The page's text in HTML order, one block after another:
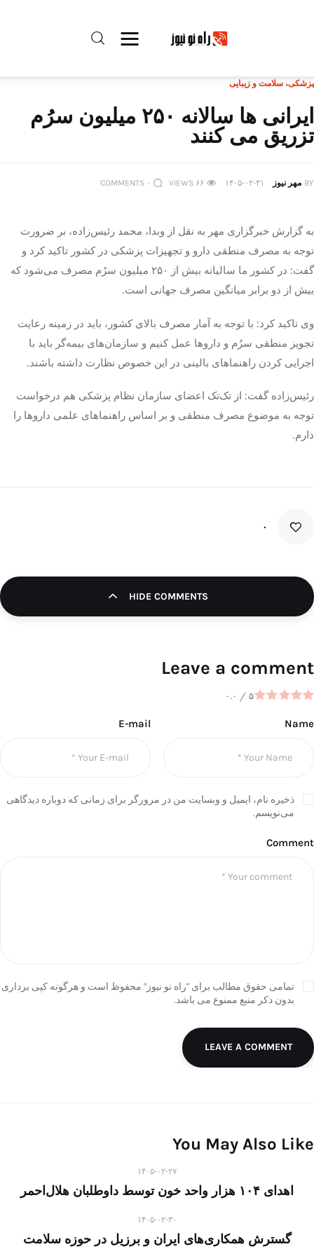
درباره راه‌ نو نیوز
قوانین بازنشر
تبلیغات راه نو نیوز
آوین دیلی
تک کده
خرید موتور ایمپلنت
پزشکی، سلامت و زیبایی
ایرانی ها سالانه ۲۵۰ میلیون سرُم
تزریق می کنند
BY مهر نیوز ۱۴۰۵-۰۲-۳۱ ۶۶ VIEWS ۰ COMMENTS
به گزارش خبرگزاری مهر به نقل از وبدا، محمد رئیس‌زاده، بر ضرورت
توجه به مصرف منطقی دارو و تجهیزات پزشکی در کشور تاکید کرد و
گفت: در کشور ما سالیانه بیش از ۲۵۰ میلیون سرُم مصرف می‌شود که
بیش‌ از دو برابر میانگین مصرف جهانی است.
وی تاکید کرد: با توجه به آمار مصرف بالای کشور، باید در زمینه رعایت
تجویز منطقی سرُم و داروها عمل کنیم و سازمان‌های بیمه‌گر باید با
اجرایی کردن راهنماهای بالینی در این خصوص نظارت داشته باشند.
رئیس‌زاده گفت: از تک‌تک اعضای سازمان نظام پزشکی هم درخواست
توجه به موضوع مصرف منطقی و بر اساس راهنماهای علمی داروها را
دارم.
۰
HIDE COMMENTS
Leave a comment
۰.۰ / ۵
Name
E-mail
ذخیره نام، ایمیل و وبسایت من در مرورگر برای زمانی که دوباره دیدگاهی
می‌نویسم.
Comment
تمامی حقوق مطالب برای "راه نو نیوز" محفوظ است و هرگونه کپی برداری
بدون ذکر منبع ممنوع می باشد.
LEAVE A COMMENT
You May Also Like
۱۴۰۵-۰۲-۲۷
اهدای ۱۰۴ هزار واحد خون توسط داوطلبان هلال‌احمر
۱۴۰۵-۰۲-۳۰
گسترش همکاری‌های ایران و برزیل در حوزه سلامت